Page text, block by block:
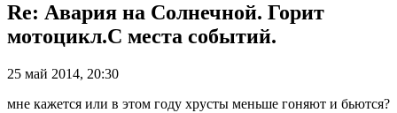
Re: Авария на Солнечной. Горит
мотоцикл.С места событий.
25 май 2014, 20:30
мне кажется или в этом году хрусты меньше гоняют и бьются?